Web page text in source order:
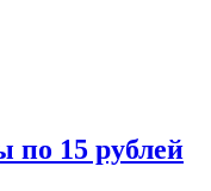
по 15 рублей